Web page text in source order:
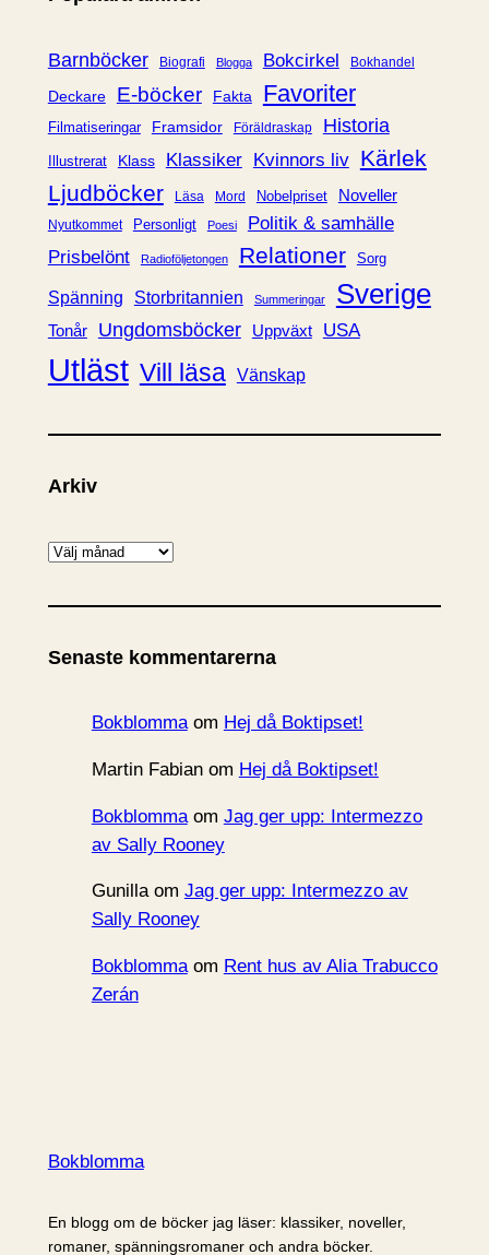
r
i
Barnböcker Biografi Blogga Bokcirkel Bokhandel
Deckare E-böcker Fakta Favoriter
Filmatiseringar Framsidor Föräldraskap Historia
Illustrerat Klass Klassiker Kvinnors liv Kärlek
Ljudböcker
Läsa Mord Nobelpriset Noveller
Nyutkommet Personligt Poesi
Politik & samhälle
Prisbelönt
Radioföljetongen Relationer Sorg
Spänning Storbritannien Summeringar Sverige
Tonår Ungdomsböcker Uppväxt USA
Utläst Vill läsa Vänskap
Arkiv
A
k
v
Senaste kommentarerna
Bokblommaom Hej då Boktipset!
Martin Fabianom Hej då Boktipset!
Bokblommaom Jag ger upp: Intermezzo
av Sally Rooney
Gunillaom Jag ger upp: Intermezzo av
Sally Rooney
Bokblommaom Rent hus av Alia Trabucco
Zerán
Bokblomma
En blogg om de böcker jag läser: klassiker, noveller,
romaner, spänningsromaner och andra böcker.